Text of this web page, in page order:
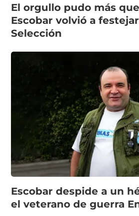
El orgullo pudo más
Escobar volvió a
Selección
Escobar despide a un
el veterano de guerra